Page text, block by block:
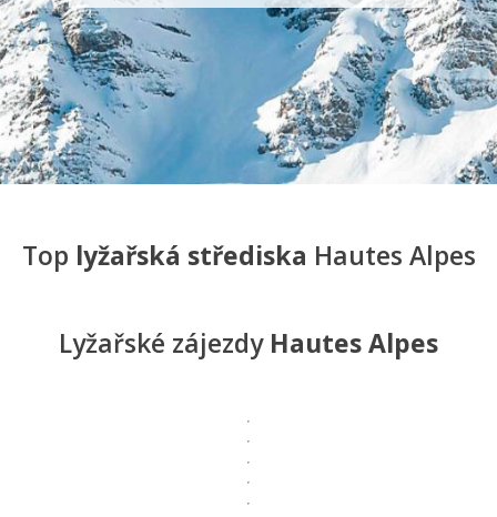
Top lyžařská střediska Hautes Alpes
Lyžařské zájezdy Hautes Alpes